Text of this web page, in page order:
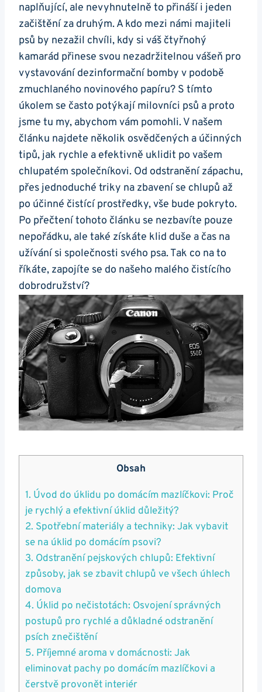
naplňující, ale nevyhnutelně to přináší i jeden
začištění za druhým. A kdo mezi námi majiteli
psů by nezažil chvíli, kdy si váš čtyřnohý
kamarád přinese svou nezadržitelnou vášeň pro
vystavování dezinformační bomby v podobě
zmuchlaného novinového papíru? S tímto
úkolem se často potýkají milovníci psů a proto
jsme tu my, abychom vám pomohli. V našem
článku najdete několik osvědčených a účinných
tipů, jak rychle a efektivně uklidit po vašem
chlupatém společníkovi. Od odstranění zápachu,
přes jednoduché triky na zbavení se chlupů až
po účinné čistící prostředky, vše bude pokryto.
Po přečtení tohoto článku se nezbavíte pouze
nepořádku, ale také získáte klid duše a čas na
užívání si společnosti svého psa. Tak co na to
říkáte, zapojíte se do našeho malého čistícího
dobrodružství?
Obsah
1. Úvod do úklidu po domácím mazlíčkovi: Proč
je rychlý a efektivní úklid důležitý?
2. Spotřební materiály a techniky: Jak vybavit
se na úklid po domácím psovi?
3. Odstranění pejskových chlupů: Efektivní
způsoby, jak se zbavit chlupů ve všech úhlech
domova
4. Úklid po nečistotách: Osvojení správných
postupů pro rychlé a důkladné odstranění
psích znečištění
5. Příjemné aroma v domácnosti: Jak
eliminovat pachy po domácím mazlíčkovi a
čerstvě provonět interiér